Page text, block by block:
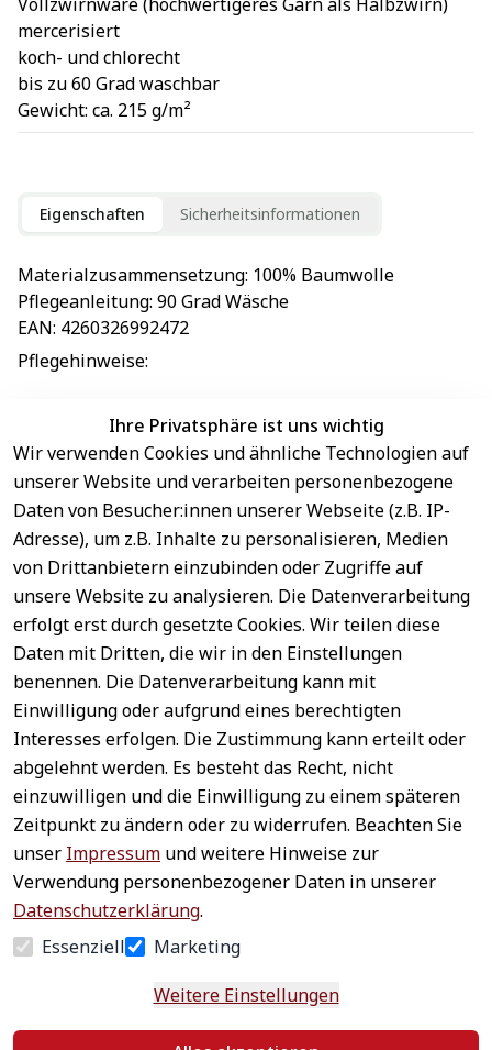
Vollzwirnware (hochwertigeres Garn als Halbzwirn)
mercerisiert
koch- und chlorecht
bis zu 60 Grad waschbar
Gewicht: ca. 215 g/m²
Eigenschaften Sicherheitsinformationen
Materialzusammensetzung: 100% Baumwolle
Pflegeanleitung: 90 Grad Wäsche
EAN: 4260326992472
Pflegehinweise:
EU-Verantwortliche Person - klicken Sie für Details
Ihre Privatsphäre ist uns wichtig
Wir verwenden Cookies und ähnliche Technologien auf
unserer Website und verarbeiten personenbezogene
Daten von Besucher:innen unserer Webseite (z.B. IP-
Adresse), um z.B. Inhalte zu personalisieren, Medien
von Drittanbietern einzubinden oder Zugriffe auf
unsere Website zu analysieren. Die Datenverarbeitung
erfolgt erst durch gesetzte Cookies. Wir teilen diese
Daten mit Dritten, die wir in den Einstellungen
benennen. Die Datenverarbeitung kann mit
Einwilligung oder aufgrund eines berechtigten
Interesses erfolgen. Die Zustimmung kann erteilt oder
abgelehnt werden. Es besteht das Recht, nicht
einzuwilligen und die Einwilligung zu einem späteren
Zeitpunkt zu ändern oder zu widerrufen. Beachten Sie
unser Impressum und weitere Hinweise zur
Verwendung personenbezogener Daten in unserer
Datenschutzerklärung.
Essenziell
Marketing
Weitere Einstellungen
Rechtliches
AGB
Impressum
Datenschutz
Widerrufsrecht
Widerrufsform
ular
Service
Kontakt
Registrieren
Zahlung &
Versand
Newsletter
abonnieren
Häufige
Fragen
Sichere
Zahlungsar
ten
Schneller
Versand
Vertrag